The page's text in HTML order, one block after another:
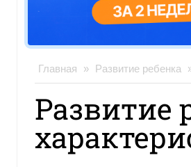
Главная » Развитие ребенка
Развитие